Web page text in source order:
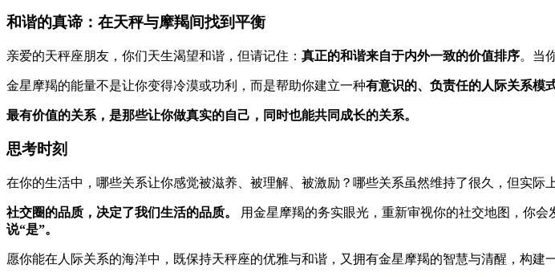
和谐的真谛：在天秤与摩羯间找到平衡
亲爱的天秤座朋友，你们天生渴望和谐，但请记住： 真正的和谐来自于内外一致的价值排序。当
金星摩羯的能量不是让你变得冷漠或功利，而是帮助你建立一种有意识的、负责任的人际关系模
最有价值的关系，是那些让你做真实的自己，同时也能共同成长的关系。
思考时刻
在你的生活中，哪些关系让你感觉被滋养、被理解、被激励？哪些关系虽然维持了很久，但实
社交圈的品质，决定了我们生活的品质。 用金星摩羯的务实眼光，重新审视你的社交地图，你会
说“是”。
愿你能在人际关系的海洋中，既保持天秤座的优雅与和谐，又拥有金星摩羯的智慧与清醒，构建